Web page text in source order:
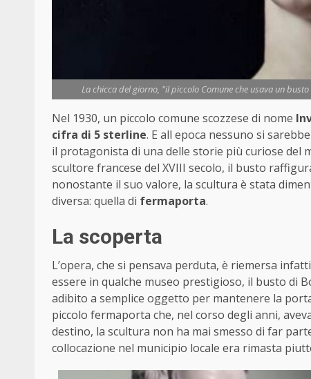
La chicca del giorno, "il piccolo Comune che usava un
Nel 1930, un piccolo comune scozzese di nome
cifra di 5 sterline. E all epoca nessuno si
il protagonista di una delle storie più curiose del
scultore francese del XVIII secolo, il busto
nonostante il suo valore, la scultura è stata
diversa: quella di fermaporta.
La scoperta
L’opera, che si pensava perduta, è riemersa
essere in qualche museo prestigioso, il busto di
adibito a semplice oggetto per mantenere la
piccolo fermaporta che, nel corso degli anni,
destino, la scultura non ha mai smesso di far
collocazione nel municipio locale era rimasta